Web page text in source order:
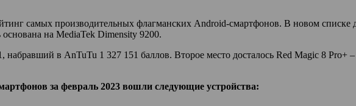
самых производительных флагманских Android-смартфонов. В новом списке
на MediaTek Dimensity 9200.
в AnTuTu 1 327 151 баллов. Второе место досталось Red Magic 8 Pro+
за февраль 2023 вошли следующие устройства: